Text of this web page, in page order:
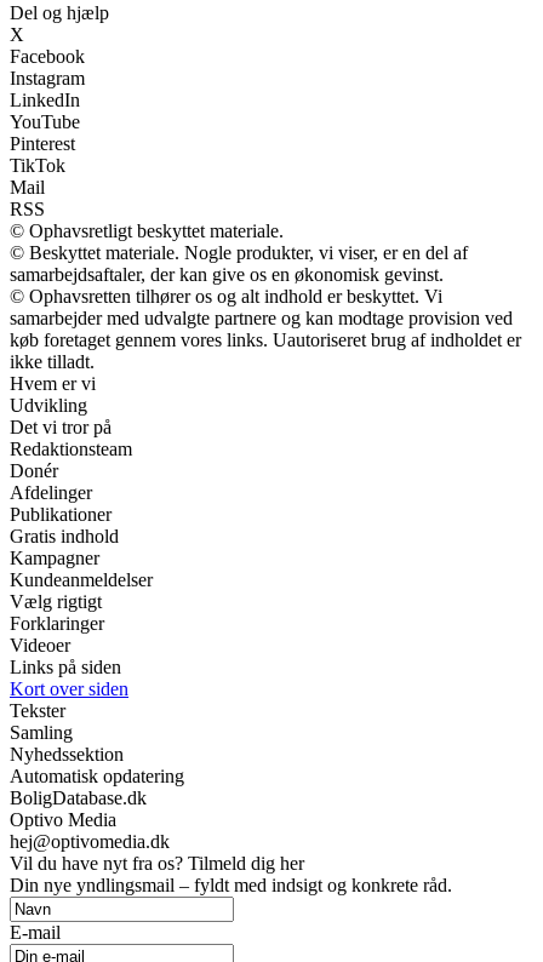
Del og hjælp
X
Facebook
Instagram
LinkedIn
YouTube
Pinterest
TikTok
Mail
RSS
© Ophavsretligt beskyttet materiale.
© Beskyttet materiale. Nogle produkter, vi viser, er en del af
samarbejdsaftaler, der kan give os en økonomisk gevinst.
© Ophavsretten tilhører os og alt indhold er beskyttet. Vi
samarbejder med udvalgte partnere og kan modtage provision ved
køb foretaget gennem vores links. Uautoriseret brug af indholdet er
ikke tilladt.
Hvem er vi
Udvikling
Det vi tror på
Redaktionsteam
Donér
Afdelinger
Publikationer
Gratis indhold
Kampagner
Kundeanmeldelser
Vælg rigtigt
Forklaringer
Videoer
Links på siden
Kort over siden
Tekster
Samling
Nyhedssektion
Automatisk opdatering
BoligDatabase.dk
Optivo Media
hej@optivomedia.dk
Vil du have nyt fra os? Tilmeld dig her
Din nye yndlingsmail – fyldt med indsigt og konkrete råd.
E-mail